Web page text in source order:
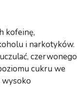
kofeinę,
i narkotyków.
czerwonego
cukru we
wysoko